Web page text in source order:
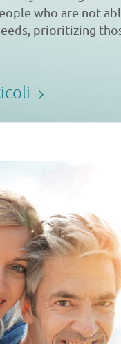
who are not
prioritizing